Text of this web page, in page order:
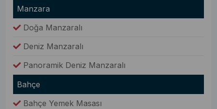
Manzara
Doğa Manzaralı
Deniz Manzaralı
Panoramik Deniz Manzaralı
Bahçe
Bahçe Yemek Masası